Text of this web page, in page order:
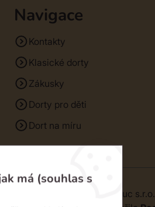
Navigace
Kontakty
Klasické dorty
Zákusky
Dorty pro děti
Dort na míru
© 2026 | SM Dorty Olomouc s.r.o.
má (souhlas s